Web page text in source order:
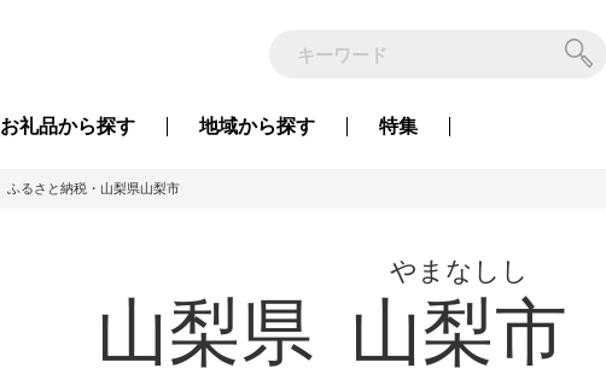
お礼品から探す 地域から探す 特集
ふるさと納税・山梨県山梨市
山梨県 山梨市
やまなしし